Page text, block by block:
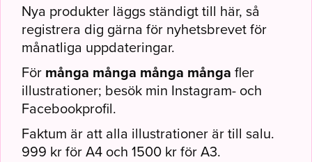
Nya produkter läggs ständigt till här, så
registrera dig gärna för nyhetsbrevet för
månatliga uppdateringar.
För många många många många fler
illustrationer; besök min Instagram- och
Facebookprofil.
Faktum är att alla illustrationer är till salu.
999 kr för A4 och 1500 kr för A3.